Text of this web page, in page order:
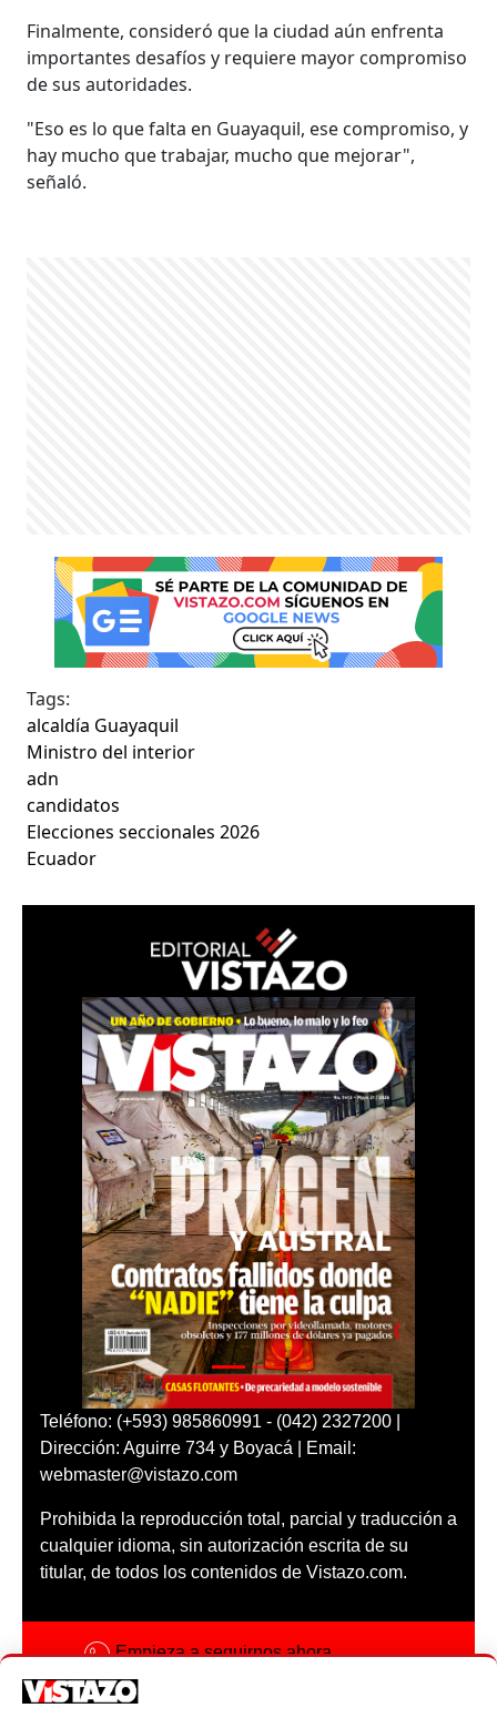
Finalmente, consideró que la ciudad aún enfrenta
importantes desafíos y requiere mayor compromiso
de sus autoridades.
"Eso es lo que falta en Guayaquil, ese compromiso, y
hay mucho que trabajar, mucho que mejorar",
señaló.
Tags:
alcaldía Guayaquil
Ministro del interior
adn
candidatos
Elecciones seccionales 2026
Ecuador
Teléfono: (+593) 985860991 - (042) 2327200 |
Dirección: Aguirre 734 y Boyacá | Email:
webmaster@vistazo.com
Prohibida la reproducción total, parcial y traducción a
cualquier idioma, sin autorización escrita de su
titular, de todos los contenidos de Vistazo.com.
Empieza a seguirnos ahora